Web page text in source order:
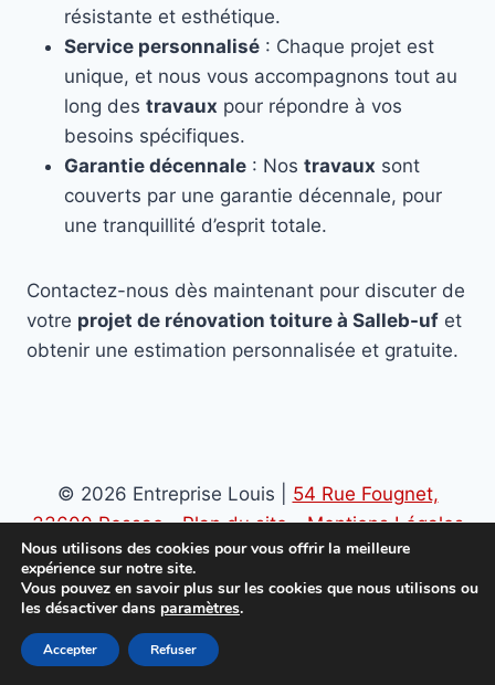
résistante et esthétique.
Service personnalisé : Chaque projet est
unique, et nous vous accompagnons tout au
long des travaux pour répondre à vos
besoins spécifiques.
Garantie décennale : Nos travaux sont
couverts par une garantie décennale, pour
une tranquillité d’esprit totale.
Contactez-nous dès maintenant pour discuter de
votre projet de rénovation toiture à Salleb-uf et
obtenir une estimation personnalisée et gratuite.
© 2026 Entreprise Louis | 54 Rue Fougnet,
33600 Pessac-Plan du site-Mentions Légales
-Politique de confidentialité
06 98 23 39 64
Nous utilisons des cookies pour vous offrir la meilleure
expérience sur notre site.
Vous pouvez en savoir plus sur les cookies que nous utilisons ou
les désactiver dans paramètres.
Accepter Refuser